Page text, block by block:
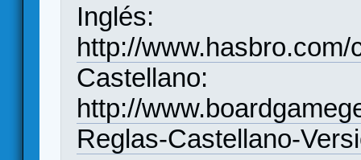
Inglés:
http://
Castellano:
http://
Reglas-Castellano-